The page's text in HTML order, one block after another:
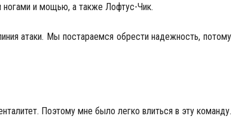
ногами и мощью, а также Лофтус-Чик.
атаки. Мы постараемся обрести надежность, потому
Поэтому мне было легко влиться в эту команду.